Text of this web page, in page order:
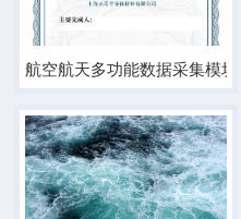
航空航天多功能数据采集模块